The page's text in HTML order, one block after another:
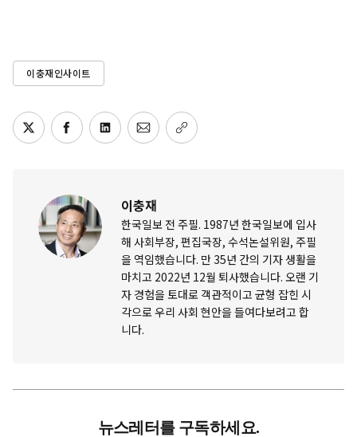
이충재인사이트
이충재
한국일보 전 주필. 1987년 한국일보에 입사
해 사회부장, 편집국장, 수석논설위원, 주필
을 역임했습니다. 만 35년 간의 기자 생활을
마치고 2022년 12월 퇴사했습니다. 오랜 기
자 경험을 토대로 객관적이고 균형 잡힌 시
각으로 우리 사회 현안을 들여다보려고 합
니다.
뉴스레터를 구독하세요.